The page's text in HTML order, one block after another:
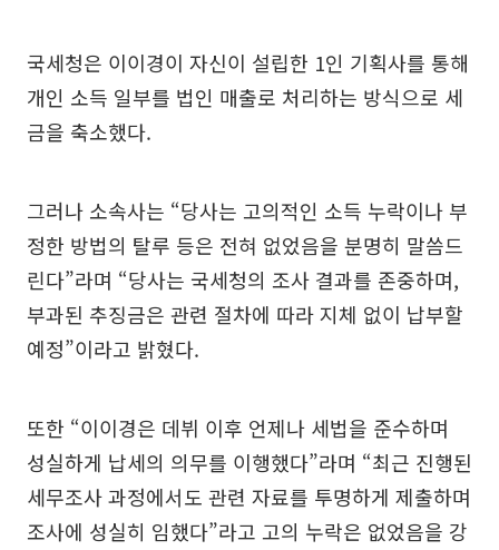
국세청은 이이경이 자신이 설립한 1인 기획사를 통해
개인 소득 일부를 법인 매출로 처리하는 방식으로 세
금을 축소했다.
그러나 소속사는 “당사는 고의적인 소득 누락이나 부
정한 방법의 탈루 등은 전혀 없었음을 분명히 말씀드
린다”라며 “당사는 국세청의 조사 결과를 존중하며,
부과된 추징금은 관련 절차에 따라 지체 없이 납부할
예정”이라고 밝혔다.
또한 “이이경은 데뷔 이후 언제나 세법을 준수하며
성실하게 납세의 의무를 이행했다”라며 “최근 진행된
세무조사 과정에서도 관련 자료를 투명하게 제출하며
조사에 성실히 임했다”라고 고의 누락은 없었음을 강